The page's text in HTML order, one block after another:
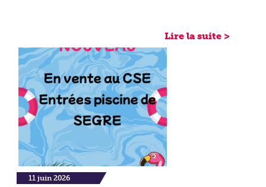
Lire la suite >
11 juin 2026